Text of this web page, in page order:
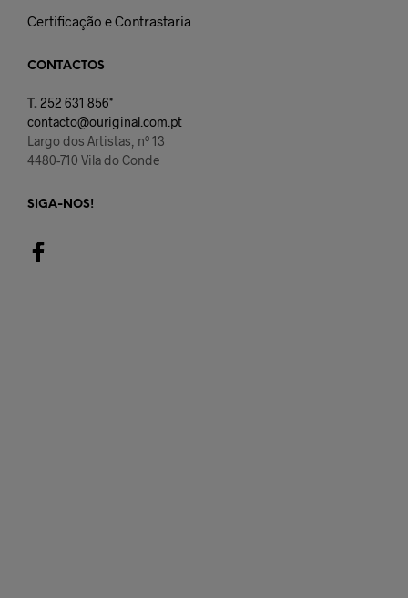
Certificação e Contrastaria
CONTACTOS
T. 252 631 856*
contacto@ouriginal.com.pt
Largo dos Artistas, nº 13
4480-710 Vila do Conde
SIGA-NOS!